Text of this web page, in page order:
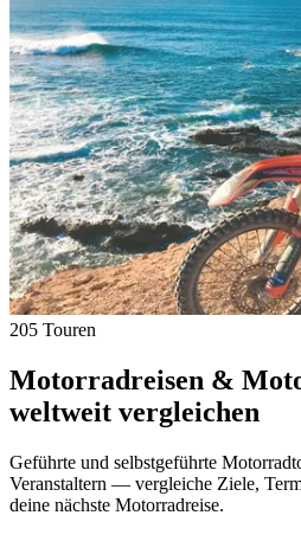
205 Touren
Motorradreisen &
weltweit vergleichen
Geführte und selbstgeführte
Veranstaltern — vergleiche Ziele,
deine nächste Motorradreise.